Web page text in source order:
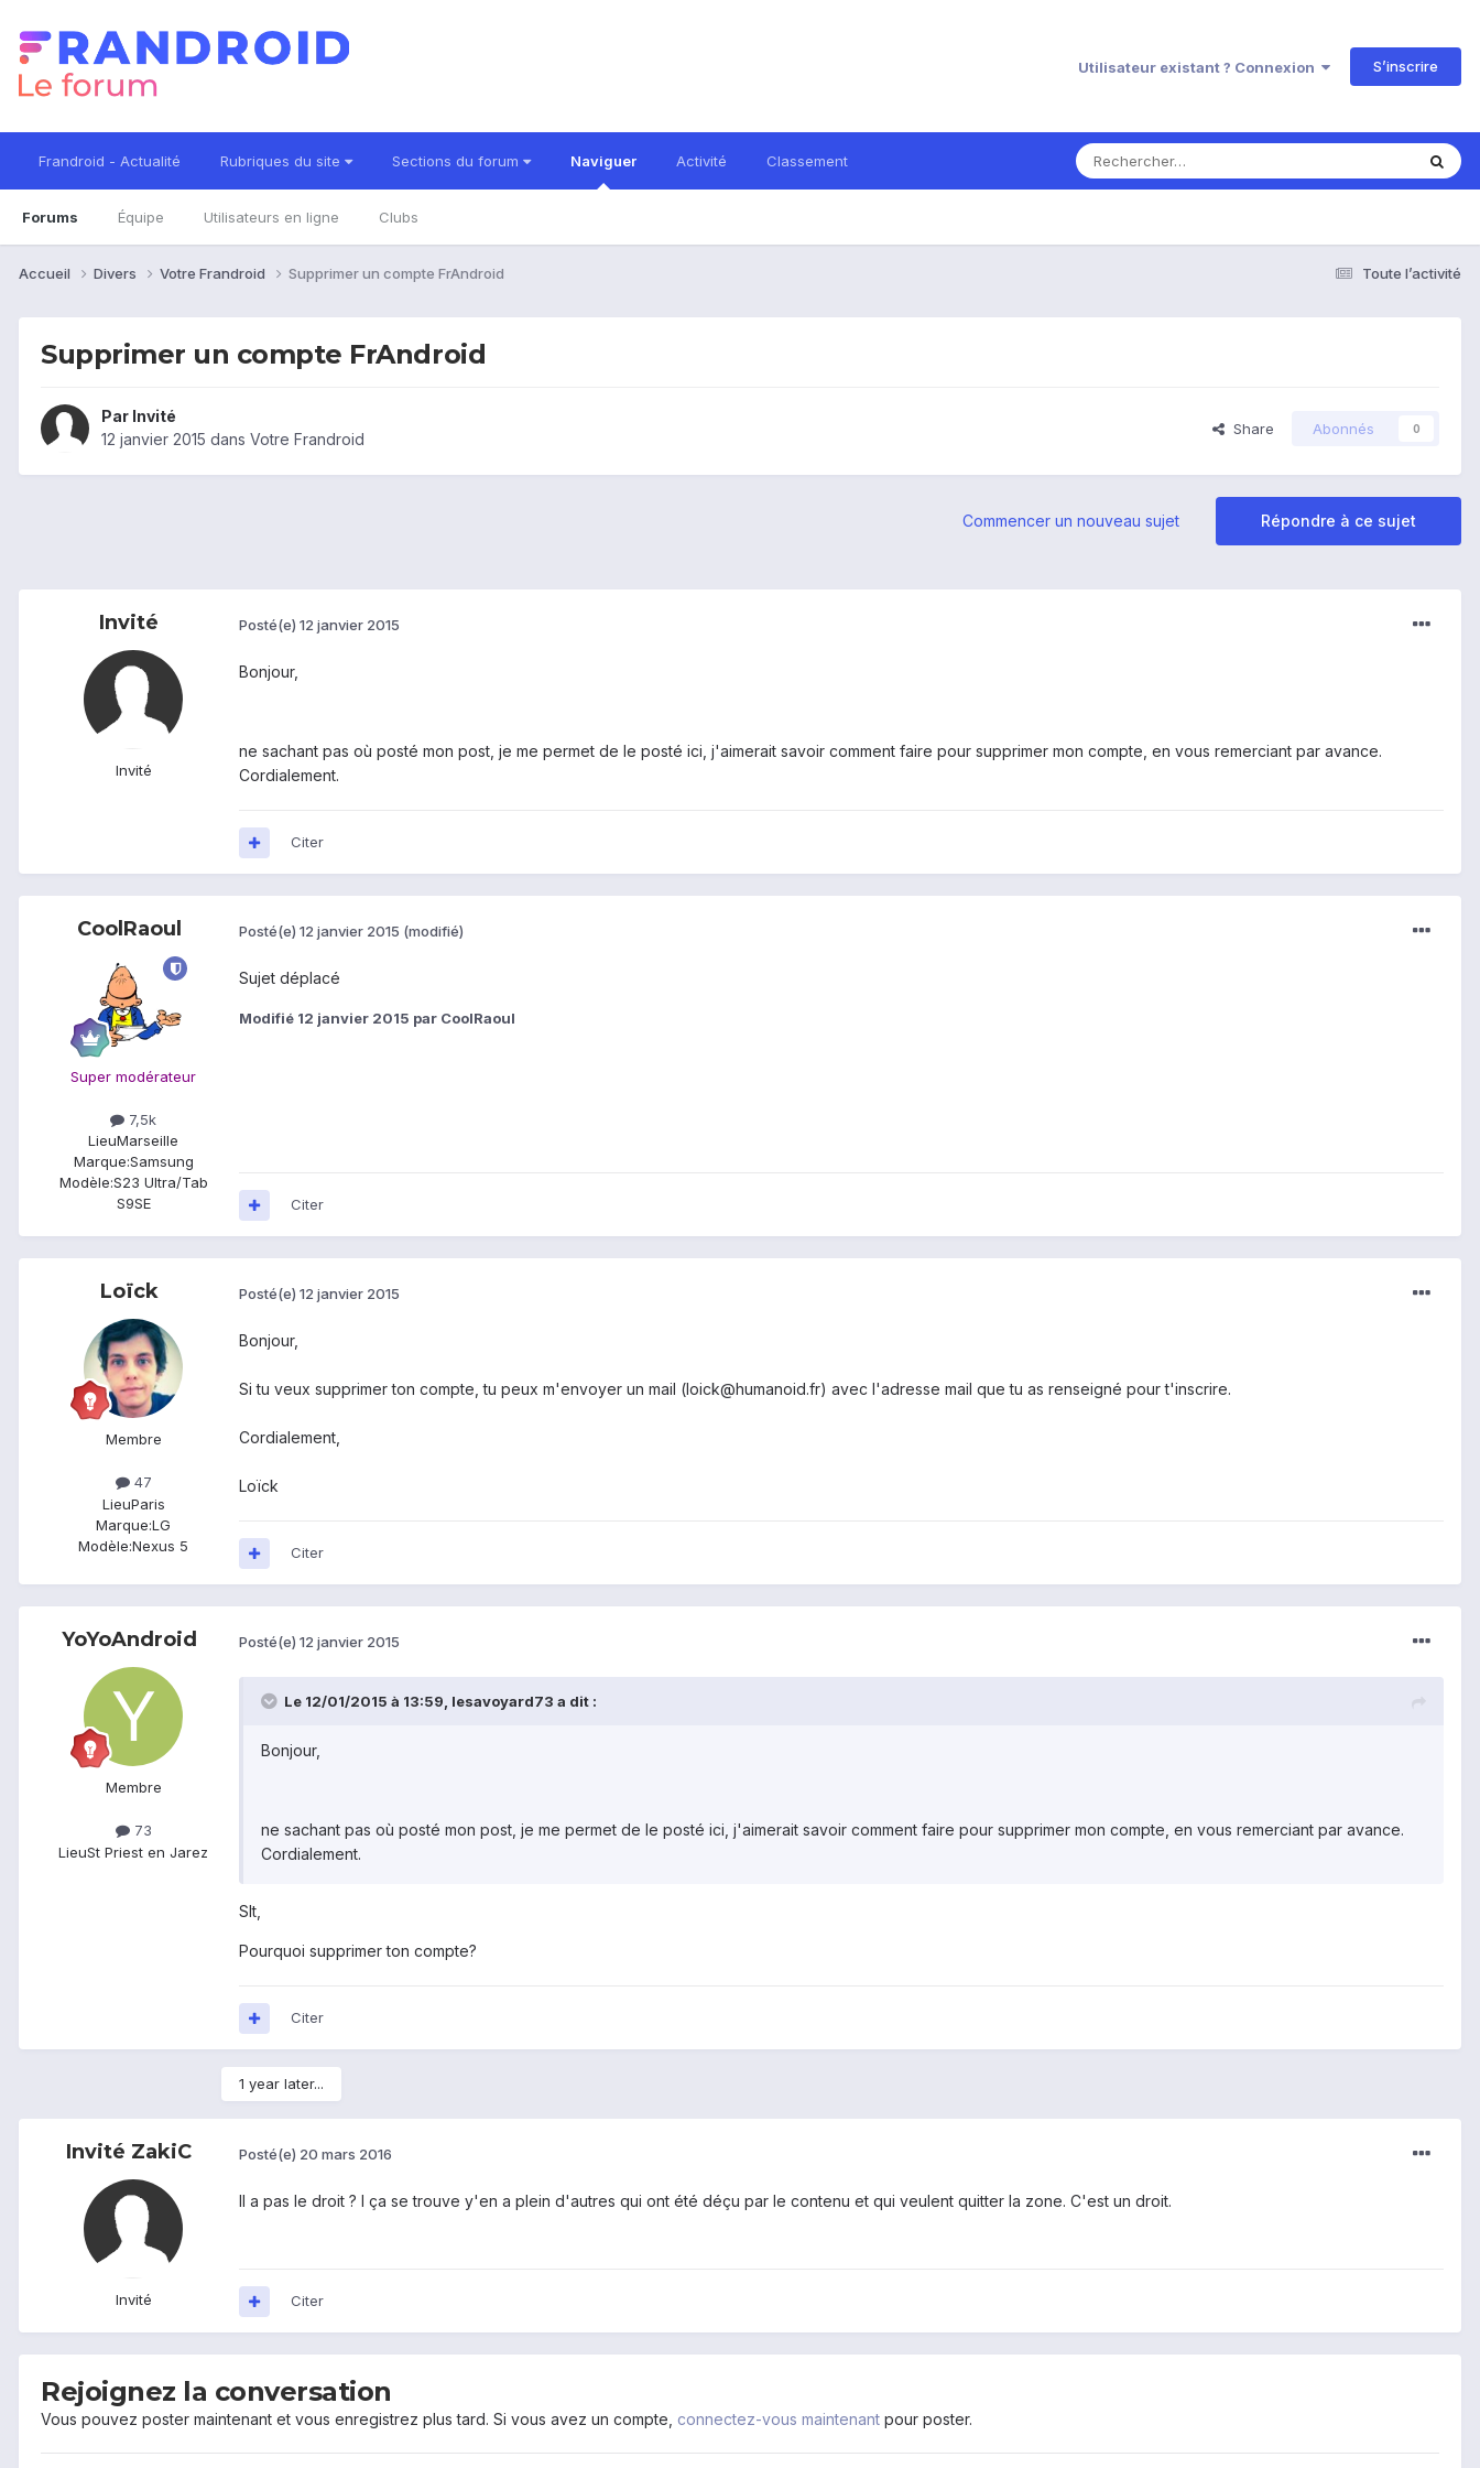
Utilisateur existant ? Connexion S’inscrire
Frandroid - Actualité Rubriques du site Sections du forum Naviguer
Forums Équipe Utilisateurs en ligne Clubs
Activité Classement
Toute l’activité
Accueil Divers Votre Frandroid Supprimer un compte FrAndroid
Supprimer un compte FrAndroid
Par Invité
12 janvier 2015 dans Votre Frandroid
Share Abonnés 0
Répondre à ce sujet
Commencer un nouveau sujet
Invité
Invité
Posté(e) 12 janvier 2015
Bonjour,
ne sachant pas où posté mon post, je me permet de le posté ici, j'aimerait savoir comment faire pour supprimer mon compte, en vous remerciant par avance.
Cordialement.
Citer
CoolRaoul
Super modérateur
7,5k
LieuMarseille
Marque:Samsung
Modèle:S23 Ultra/Tab
S9SE
Posté(e) 12 janvier 2015 (modifié)
Sujet déplacé
Modifié 12 janvier 2015 par CoolRaoul
Citer
Loïck
Membre
47
LieuParis
Marque:LG
Modèle:Nexus 5
Posté(e) 12 janvier 2015
Bonjour,
Si tu veux supprimer ton compte, tu peux m'envoyer un mail (loick@humanoid.fr) avec l'adresse mail que tu as renseigné pour t'inscrire.
Cordialement,
Loïck
Citer
YoYoAndroid
Membre
73
LieuSt Priest en Jarez
Posté(e) 12 janvier 2015
Le 12/01/2015 à 13:59, lesavoyard73 a dit :
Bonjour,
ne sachant pas où posté mon post, je me permet de le posté ici, j'aimerait savoir comment faire pour supprimer mon compte, en vous remerciant par avance.
Cordialement.
Slt,
Pourquoi supprimer ton compte?
Citer
1 year later...
Invité ZakiC
Invité
Posté(e) 20 mars 2016
Il a pas le droit ? I ça se trouve y'en a plein d'autres qui ont été déçu par le contenu et qui veulent quitter la zone. C'est un droit.
Citer
Rejoignez la conversation
Vous pouvez poster maintenant et vous enregistrez plus tard. Si vous avez un compte, connectez-vous maintenant pour poster.